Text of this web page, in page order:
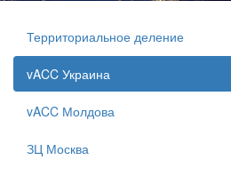
Территориальное деление
vACC Украина
vACC Молдова
ЗЦ Москва